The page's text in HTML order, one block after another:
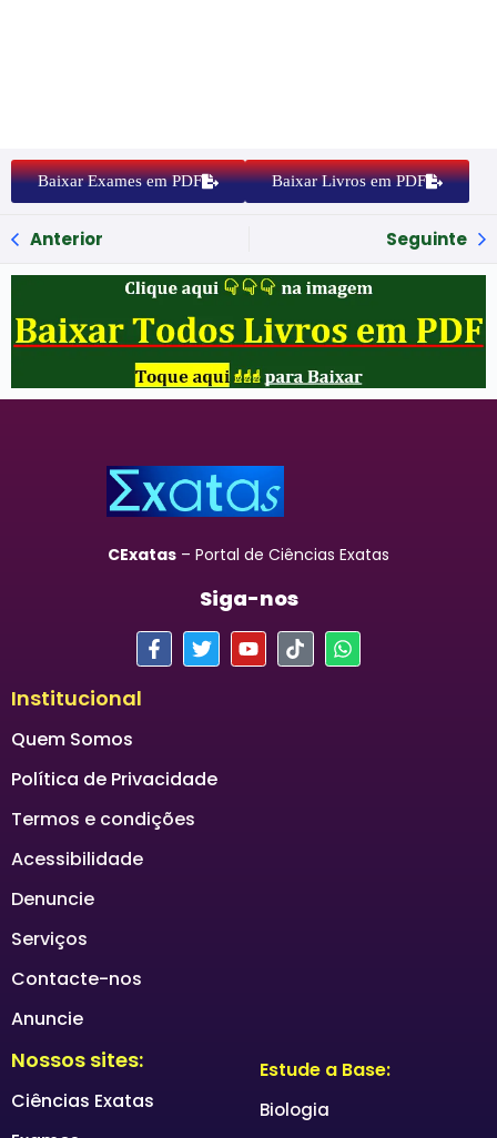
Baixar Exames em PDF Baixar Livros em PDF
Anterior Seguinte
CExatas – Portal de Ciências Exatas
Siga-nos
Institucional
Quem Somos
Política de Privacidade
Termos e condições
Acessibilidade
Denuncie
Serviços
Contacte-nos
Anuncie
Nossos sites:
Ciências Exatas
Estude a Base:
Biologia